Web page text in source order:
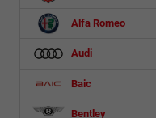
Alfa Romeo
Audi
Baic
Bentley